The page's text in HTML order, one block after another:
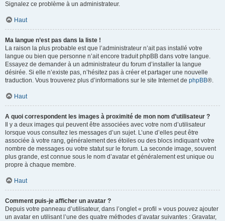
Signalez ce problème à un administrateur.
Haut
Ma langue n’est pas dans la liste !
La raison la plus probable est que l’administrateur n’ait pas installé votre
langue ou bien que personne n’ait encore traduit phpBB dans votre langue.
Essayez de demander à un administrateur du forum d’installer la langue
désirée. Si elle n’existe pas, n’hésitez pas à créer et partager une nouvelle
traduction. Vous trouverez plus d’informations sur le site Internet de phpBB®.
Haut
A quoi correspondent les images à proximité de mon nom d’utilisateur ?
Il y a deux images qui peuvent être associées avec votre nom d’utilisateur
lorsque vous consultez les messages d’un sujet. L’une d’elles peut être
associée à votre rang, généralement des étoiles ou des blocs indiquant votre
nombre de messages ou votre statut sur le forum. La seconde image, souvent
plus grande, est connue sous le nom d’avatar et généralement est unique ou
propre à chaque membre.
Haut
Comment puis-je afficher un avatar ?
Depuis votre panneau d’utilisateur, dans l’onglet « profil » vous pouvez ajouter
un avatar en utilisant l’une des quatre méthodes d’avatar suivantes : Gravatar,